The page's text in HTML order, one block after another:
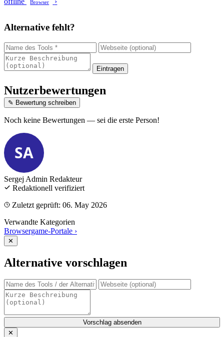
Browser
Alternative fehlt?
Eintragen
Nutzerbewertungen
✎ Bewertung schreiben
Noch keine Bewertungen — sei die erste Person!
SA
Sergej Admin Redakteur
Redaktionell verifiziert
Zuletzt geprüft: 06. May 2026
Verwandte Kategorien
Browsergame-Portale ›
✕
Alternative vorschlagen
Vorschlag absenden
✕